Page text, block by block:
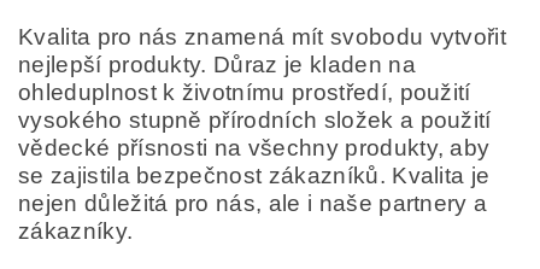
Kvalita pro nás znamená mít svobodu vytvořit
nejlepší produkty. Důraz je kladen na
ohleduplnost k životnímu prostředí, použití
vysokého stupně přírodních složek a použití
vědecké přísnosti na všechny produkty, aby
se zajistila bezpečnost zákazníků. Kvalita je
nejen důležitá pro nás, ale i naše partnery a
zákazníky.